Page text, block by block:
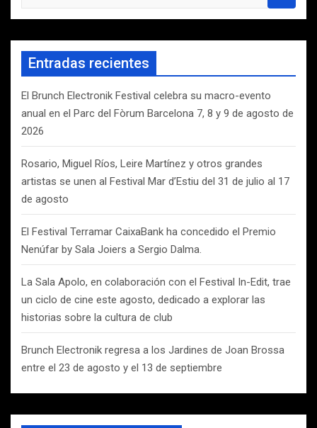
s
c
r
Entradas recientes
El Brunch Electronik Festival celebra su macro-evento
anual en el Parc del Fòrum Barcelona 7, 8 y 9 de agosto de
2026
Rosario, Miguel Ríos, Leire Martínez y otros grandes
artistas se unen al Festival Mar d’Estiu del 31 de julio al 17
de agosto
El Festival Terramar CaixaBank ha concedido el Premio
Nenúfar by Sala Joiers a Sergio Dalma.
La Sala Apolo, en colaboración con el Festival In-Edit, trae
un ciclo de cine este agosto, dedicado a explorar las
historias sobre la cultura de club
Brunch Electronik regresa a los Jardines de Joan Brossa
entre el 23 de agosto y el 13 de septiembre